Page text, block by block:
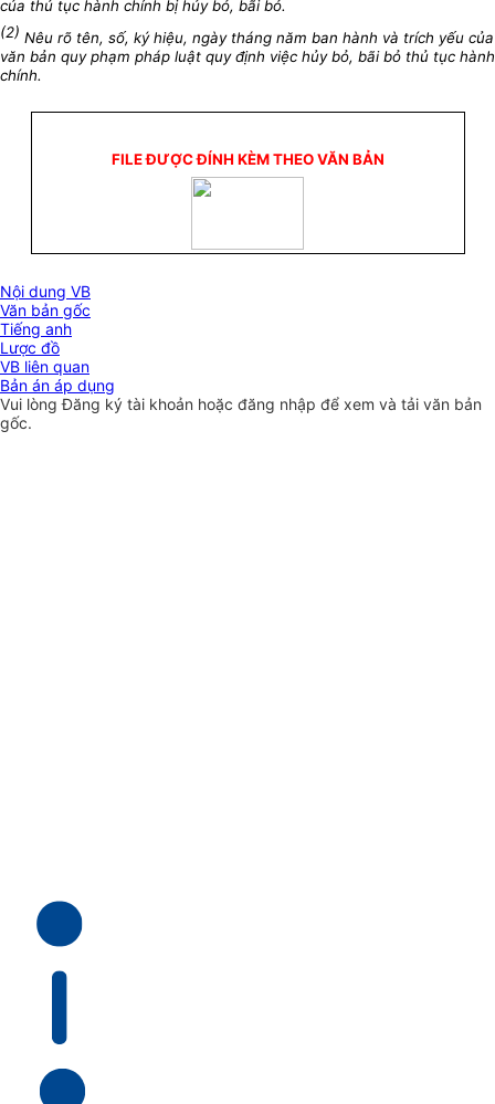
của thủ tục hành chính bị hủy bỏ, bãi bỏ.
(2) Nêu rõ tên, số, ký hiệu, ngày tháng năm ban hành và trích yếu của
văn bản quy phạm pháp luật quy định việc hủy bỏ, bãi bỏ thủ tục hành
chính.
FILE ĐƯỢC ĐÍNH KÈM THEO VĂN BẢN
Nội dung VB
Văn bản gốc
Tiếng anh
Lược đồ
VB liên quan
Bản án áp dụng
Vui lòngĐăng ký tài khoản hoặc đăng nhập để xem và tải văn bản
gốc.